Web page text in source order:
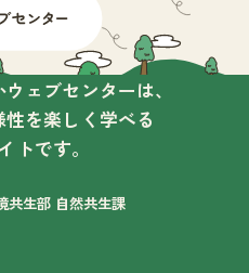
ェブセンターは、
を楽しく学べる
トです。
共生部 自然共生課